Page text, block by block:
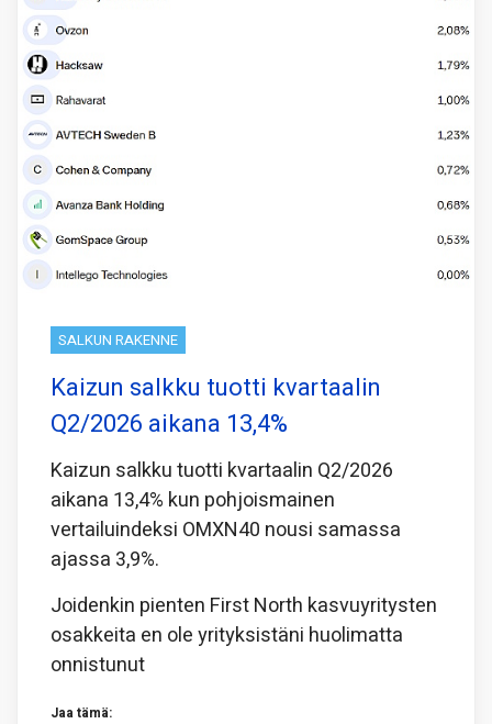
SALKUN RAKENNE
Kaizun salkku tuotti kvartaalin
Q2/2026 aikana 13,4%
Kaizun salkku tuotti kvartaalin Q2/2026
aikana 13,4% kun pohjoismainen
vertailuindeksi OMXN40 nousi samassa
ajassa 3,9%.
Joidenkin pienten First North kasvuyritysten
osakkeita en ole yrityksistäni huolimatta
onnistunut
Jaa tämä: